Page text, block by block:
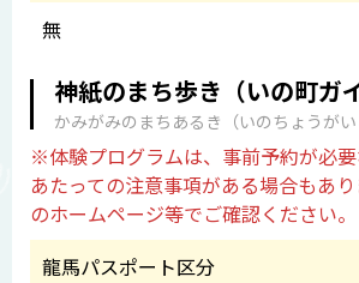
無
神紙のまち歩き（いの町ガ
かみがみのまちあるき（いのちょうがい
※体験プログラムは、事前予約が必
あたっての注意事項がある場合もあ
のホームページ等でご確認ください。
龍馬パスポート区分